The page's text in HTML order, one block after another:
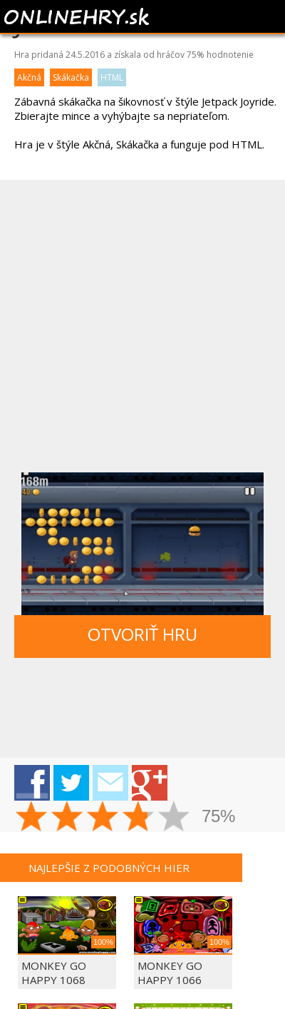
JETPACK MASTER
Hra pridaná 24.5.2016 a získala od hráčov75% hodnotenie
Akčná
Skákačka HTML
Zábavná skákačka na šikovnosť v štýle Jetpack Joyride.
Zbierajte mince a vyhýbajte sa nepriateľom.
Hra je v štýle Akčná, Skákačka a funguje pod HTML.
OTVORIŤ HRU
75%
NAJLEPŠIE Z PODOBNÝCH HIER
100%
MONKEY GO
HAPPY 1068
100%
MONKEY GO
HAPPY 1066